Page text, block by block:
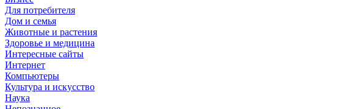
Для потребителя
Дом и семья
Животные и растения
Здоровье и медицина
Интересные сайты
Интернет
Компьютеры
Культура и искусство
Наука